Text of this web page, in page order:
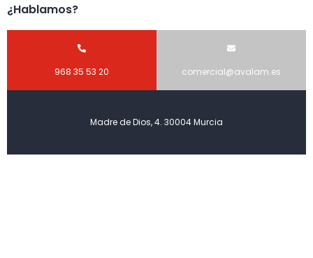
¿Hablamos?
968 35 53 20 comercial@avalam.es
Madre de Dios, 4. 30004 Murcia